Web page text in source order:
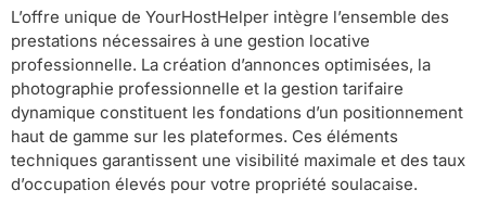
L’offre unique de YourHostHelper intègre l’ensemble des
prestations nécessaires à une gestion locative
professionnelle. La création d’annonces optimisées, la
photographie professionnelle et la gestion tarifaire
dynamique constituent les fondations d’un positionnement
haut de gamme sur les plateformes. Ces éléments
techniques garantissent une visibilité maximale et des taux
d’occupation élevés pour votre propriété soulacaise.